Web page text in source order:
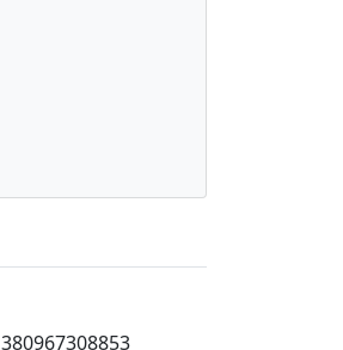
380967308853